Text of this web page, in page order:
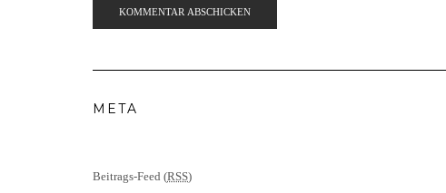
META
Beitrags-Feed (RSS)